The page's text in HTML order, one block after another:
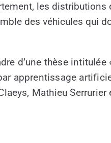
les distributions
des véhicules qui
d’une thèse
apprentissage
Mathieu